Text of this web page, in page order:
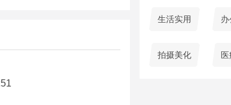
发型app吧。
生活实用 办
拍摄美化